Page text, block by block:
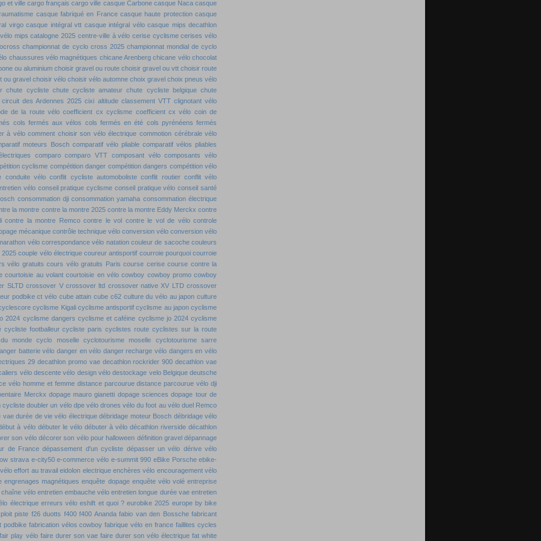
et ville cargo français cargo ville casque Carbone casque Naca casque
casque fabriqué en France casque haute protection casque
virgo casque intégral vtt casque intégral vélo casque mips decathlon
mips catalogne 2025 centre-ville à vélo cerise cyclisme cerises vélo
championnat de cyclo cross 2025 championnat mondial de cyclo
chaussures vélo magnétiques chicane Arenberg chicane vélo chocolat
ou aluminium choisir gravel ou route choisir gravel ou vtt choisir route
ou gravel choisir vélo choisir vélo automne choix gravel choix pneus vélo
chute cycliste chute cycliste amateur chute cycliste belgique chute
circuit des Ardennes 2025 cixi altitude classement VTT clignotant vélo
de la route vélo coefficient cx cyclisme coefficient cx vélo coin de
cols fermés aux vélos cols fermés en été cols pyrénéens fermés
à vélo comment choisir son vélo électrique commotion cérébrale vélo
moteurs Bosch comparatif vélo pliable comparatif vélos pliables
comparo comparo VTT composant vélo composants vélo
cyclisme compétition danger compétition dangers compétition vélo
conduite vélo conflit cycliste automoboliste conflit routier conflit vélo
vélo conseil pratique cyclisme conseil pratique vélo conseil santé
consommation dji consommation yamaha consommation électrique
la montre contre la montre 2025 contre la montre Eddy Merckx contre
contre la montre Remco contre le vol contre le vol de vélo controle
mécanique contrôle technique vélo conversion vélo conversion vélo
vélo correspondance vélo natation couleur de sacoche couleurs
2025 couple vélo électrique coureur antisportif courroie pourquoi courroie
vélo gratuits cours vélo gratuits Paris course cerise course contre la
courtoisie au volant courtoisie en vélo cowboy cowboy promo cowboy
SLTD crossover V crossover ltd crossover native XV LTD crossover
podbike ct vélo cube attain cube c62 culture du vélo au japon culture
cyclisme Kigali cyclisme antisportif cyclisme au japon cyclisme
2024 cyclisme dangers cyclisme et caféine cyclisme jo 2024 cyclisme
cycliste footballeur cycliste paris cyclistes route cyclistes sur la route
monde cyclo moselle cyclotourisme moselle
cyclotourisme sarre
batterie vélo danger en vélo danger recharge vélo dangers en vélo
29 decathlon promo vae decathlon rockrider 900 decathlon vae
vélo descente vélo design vélo destockage velo Belgique deutsche
vélo homme et femme distance parcourue distance parcourue vélo dji
Merckx dopage mauro gianetti dopage sciences dopage tour de
cycliste doubler un vélo dpe vélo drones vélo du foot au vélo duel Remco
vae durée de vie vélo électrique débridage moteur Bosch débridage vélo
à vélo débuter le vélo débuter à vélo décathlon riverside décathlon
son vélo décorer son vélo pour halloween définition gravel dépannage
de France dépassement d'un cycliste dépasser un vélo dérive vélo
strava e-city50 e-commerce vélo e-summit 990 eBike Porsche ebike-
effort au travail eidolon electrique enchères vélo encouragement vélo
engrenages magnétiques enquête dopage enquête vélo volé entreprise
chaîne vélo entretien embauche vélo entretien longue durée vae entretien
électrique erreurs vélo eshift et quoi ? eurobike 2025 europe by bike
piste f26 duotts f400 f400 Ananda fabio van den Bossche fabricant
podbike fabrication vélos cowboy fabrique vélo en france faillites cycles
fair play vélo faire durer son vae faire durer son vélo électrique fat white